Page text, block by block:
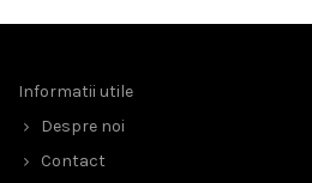
Informatii utile
Despre noi
Contact